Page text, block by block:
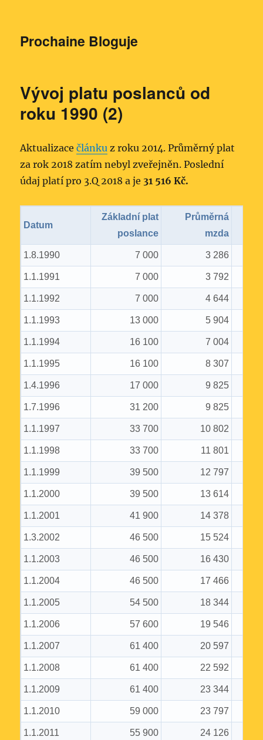
Prochaine Bloguje
Vývoj platu poslanců od
roku 1990 (2)
Aktualizacečlánku z roku 2014. Průměrný plat
za rok 2018 zatím nebyl zveřejněn. Poslední
údaj platí pro 3.Q 2018 a je 31 516 Kč.
Datum
Základní plat
poslance
Průměrná
mzda
1.8.1990 7 000 3 286
1.1.1991 7 000 3 792
1.1.1992 7 000 4 644
1.1.1993 13 000 5 904
1.1.1994 16 100 7 004
1.1.1995 16 100 8 307
1.4.1996 17 000 9 825
1.7.1996 31 200 9 825
1.1.1997 33 700 10 802
1.1.1998 33 700 11 801
1.1.1999 39 500 12 797
1.1.2000 39 500 13 614
1.1.2001 41 900 14 378
1.3.2002 46 500 15 524
1.1.2003 46 500 16 430
1.1.2004 46 500 17 466
1.1.2005 54 500 18 344
1.1.2006 57 600 19 546
1.1.2007 61 400 20 597
1.1.2008 61 400 22 592
1.1.2009 61 400 23 344
1.1.2010 59 000 23 797
1.1.2011 55 900 24 126